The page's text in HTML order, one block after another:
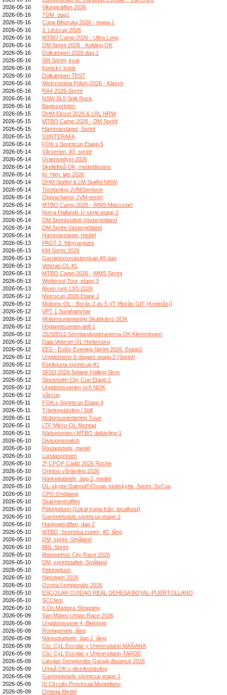
2026-05-16
Vikingträffen 2026
2026-05-16
TDM_dag1
2026-05-16
Cupa Bihorului 2026 - etapa 1
2026-05-16
3. Linzcup 2026
2026-05-16
MTBO Camp 2026 - Ultra Long
2026-05-16
DM Sprint 2026 - Kolding OK
2026-05-16
Dolkampen 2026 dag 1
2026-05-16
SM Sprint, kval
2026-05-16
Konický kotár
2026-05-16
Dolkampen TEST
2026-05-16
Mistrzostwa Polski 2026 - Klasyk
2026-05-16
RA4 2026-Sprint
2026-05-16
NSW SL5 Split Rock
2026-05-16
Bagissprinten
2026-05-15
DHM Einzel 2026 & LRL NRW
2026-05-15
MTBO Camp 2026 - DM Sprint
2026-05-15
Hammarslaget, Sprint
2026-05-15
53INTERAFA
2026-05-14
FOK:s Sprintcup Etapp 5
2026-05-14
Vårserien, #3, sprint
2026-05-14
Grænsedyst 2026
2026-05-14
Skellefteå OK, medeldistans
2026-05-14
Kr. Him. løb 2026
2026-05-14
DHM Staffel & LM Staffel NRW
2026-05-14
Testtävling JVM/Seniorer
2026-05-14
Öppna banor JVM-tester
2026-05-14
MTBO Camp 2026 - WMS Massstart
2026-05-14
Norra Hallands U-serie etapp 2
2026-05-14
DM Sprintstafett Västergötland
2026-05-14
DM Sprint Västergötland
2026-05-14
Hammarslaget, medel
2026-05-13
PAOT 2_Meyrargues
2026-05-13
KM Sprint 2026
2026-05-13
Garnisionsmästerskap A9 dag
2026-05-13
Veteran OL #1
2026-05-13
MTBO Camp 2026 - WMS Sprint
2026-05-13
Wettersol Tour, etapp 3
2026-05-13
Älven runt 13/5 2026
2026-05-12
Metrocup 2026 Etape 2
2026-05-12
Motions-OL - Borås 2 av 5 VT [Borås GIF (Knektås)]
2026-05-12
VPT 1 Surahammar
2026-05-12
Motionsorientering Skattkärrs SOK
2026-05-12
Höglandsserien delt 1
2026-05-12
20260512 Sörmlandveteranerna OK Klemmingen
2026-05-12
Dala Veteran OL Hedemora
2026-05-12
EES - Eslöv Evening Sprint 2026. Etapp2
2026-05-12
Ungdomens 5-dagars etapp 2 (Sprint)
2026-05-12
Eskilstuna sprintcup #1
2026-05-12
SF5D 2026 5etape Halling Skov
2026-05-12
Stockholm City Cup Etapp 1
2026-05-12
Ungdomsserien och NOK
2026-05-12
Vårcup
2026-05-11
FOK:s Sprintcup Etapp 4
2026-05-11
Träningstävling i Solf
2026-05-11
Motionsorientering Tuve
2026-05-11
LTF Micro-OL Montag
2026-05-11
Närkeserien i MTBO deltävling 1
2026-05-10
Divisionsmatch
2026-05-10
Roslagshelg, medel
2026-05-10
Lundasprinten
2026-05-10
2º CPOP Cadiz 2026 Roche
2026-05-10
Orintos vårtävling 2026
2026-05-10
Närkedubbeln, dag 2, medel
2026-05-10
OL-skytte DalregIF/Ornäs skidskytte, Sprint, SvCup
2026-05-10
CPO Ondategi
2026-05-10
Skärmenträffen
2026-05-10
Pekingduon (Lokal kopia från: localhost)
2026-05-10
Gammelstads sprintcup etapp 2
2026-05-10
Haningeträffen, dag 2
2026-05-10
MTBO, Svenska cupen, #2, lång
2026-05-10
DM, sprint, Småland
2026-05-10
BRL Sprint
2026-05-10
Matosinhos City Race 2026
2026-05-10
DM, sprintstafett, Småland
2026-05-10
Pekingduon
2026-05-10
Nipstigen 2026
2026-05-10
Ozona čempionāts 2026
2026-05-10
ESCOLAR CUIDAD REAL DEHESA BOYAL-PUERTOLLANO
2026-05-10
SCCtest
2026-05-10
II Ori Madeira Shopping
2026-05-09
San Mateo Urban Race 2026
2026-05-09
Ungdomsserie 4, Blekinge
2026-05-09
Roslagshelg, lång
2026-05-09
Närkedubbeln, dag 1, lång
2026-05-09
Cto. CyL Escolar y Universitario MAÑANA
2026-05-09
Cto. CyL Escolar y Universitario TARDE
2026-05-09
Latvijas čempionāts Garajā distancē 2026
2026-05-09
Umeå OK:s distriktstävling
2026-05-09
Gammelstads sprintcup etapp 1
2026-05-09
IV Circuito Provincial Montellano
2026-05-09
Omega Medel